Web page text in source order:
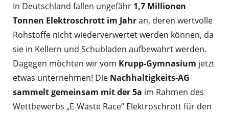
In Deutschland fallen ungefähr 1,7 Millionen
Tonnen Elektroschrott im Jahran, deren wertvolle
Rohstoffe nicht wiederverwertet werden können, da
sie in Kellern und Schubladen aufbewahrt werden.
Dagegen möchten wir vom Krupp-Gymnasium jetzt
etwas unternehmen! Die Nachhaltigkeits-AG
sammelt gemeinsam mit der 5a im Rahmen des
Wettbewerbs „E-Waste Race“ Elektroschrott für den